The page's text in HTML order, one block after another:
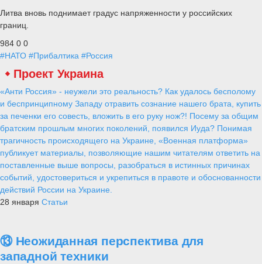
Литва вновь поднимает градус напряженности у российских
границ.
984 0 0
#НАТО #Прибалтика #Россия
Проект Украина
«Анти Россия» - неужели это реальность? Как удалось бесполому
и беспринципному Западу отравить сознание нашего брата, купить
за печенки его совесть, вложить в его руку нож?! Посему за общим
братским прошлым многих поколений, появился Иуда? Понимая
трагичность происходящего на Украине, «Военная платформа»
публикует материалы, позволяющие нашим читателям ответить на
поставленные выше вопросы, разобраться в истинных причинах
событий, удостовериться и укрепиться в правоте и обоснованности
действий России на Украине.
28 января Статьи
⑬ Неожиданная перспектива для
западной техники